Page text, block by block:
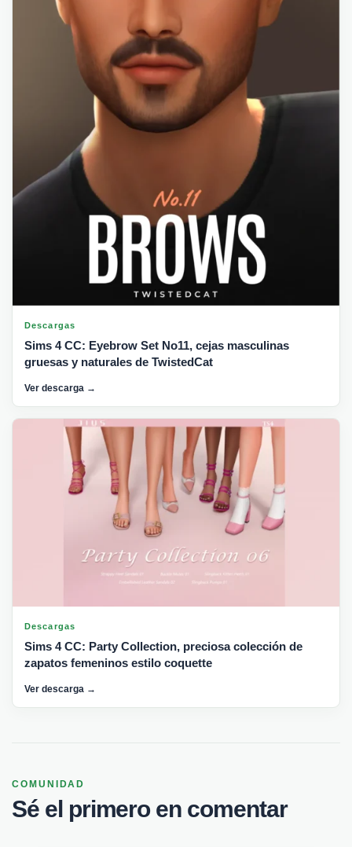
Descargas
Sims 4 CC: Eyebrow Set No11, cejas masculinas
gruesas y naturales de TwistedCat
Ver descarga →
Descargas
Sims 4 CC: Party Collection, preciosa colección de
zapatos femeninos estilo coquette
Ver descarga →
COMUNIDAD
Sé el primero en comentar